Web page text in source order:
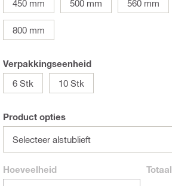
450 mm 500 mm 560 mm
800 mm
Verpakkingseenheid
6 Stk
10 Stk
Product opties
Selecteer alstublieft
Hoeveelheid Totaal